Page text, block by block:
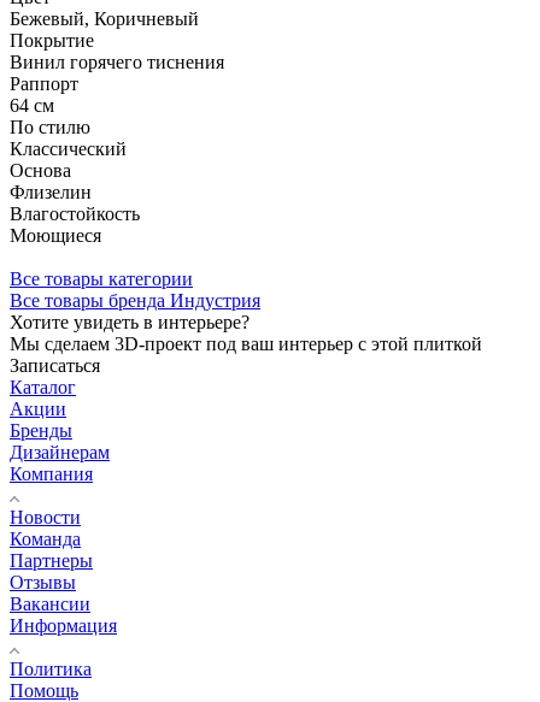
Бежевый, Коричневый
Покрытие
Винил горячего тиснения
Раппорт
64 см
По стилю
Классический
Основа
Флизелин
Влагостойкость
Моющиеся
Все товары категории
Все товары бренда Индустрия
Хотите увидеть в интерьере?
Мы сделаем 3D-проект под ваш интерьер с этой плиткой
Записаться
Каталог
Акции
Бренды
Дизайнерам
Компания
Новости
Команда
Партнеры
Отзывы
Вакансии
Информация
Политика
Помощь